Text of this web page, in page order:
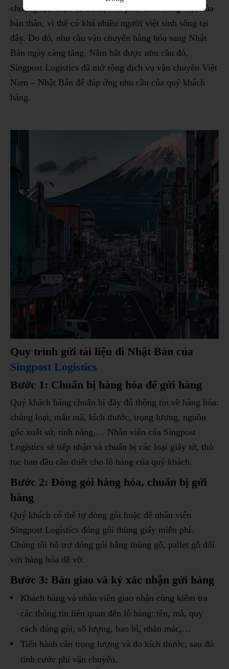
chuộng lựa chọn để du học và phát triển công việc của
bản thân, vì thế có khá nhiều người việt sinh sống tại
đây. Do đó, nhu cầu vận chuyển hàng hóa sang Nhật
Bản ngày càng tăng. Nắm bắt được nhu cầu đó,
Singpost Logistics đã mở rộng dịch vụ vận chuyển Việt
Nam – Nhật Bản để đáp ứng nhu cầu của quý khách
hàng.
Quy trình gửi tài liệu đi Nhật Bản của
Singpost Logistics
Bước 1: Chuẩn bị hàng hóa để gửi hàng
Quý khách hàng chuẩn bị đầy đủ thông tin về hàng hóa:
chủng loại, mẫu mã, kích thước, trọng lượng, nguồn
gốc xuất sứ, tính năng,… Nhân viên của Singpost
Logistics sẽ tiếp nhận và chuẩn bị các loại giấy tờ, thủ
tục ban đầu cần thiết cho lô hàng của quý khách.
Bước 2: Đóng gói hàng hóa, chuẩn bị gửi
hàng
Quý khách có thể tự đóng gói hoặc để nhân viên
Singpost Logistics đóng gói thùng giấy miễn phí.
Chúng tôi hỗ trợ đóng gói bằng thùng gỗ, pallet gỗ đối
với hàng hóa dễ vỡ.
Bước 3: Bàn giao và ký xác nhận gửi hàng
Khách hàng và nhân viên giao nhận cùng kiểm tra
các thông tin liên quan đến lô hàng: tên, mã, quy
cách đóng gói, số lượng, bao bì, nhãn mác,…
Tiến hành cân trọng lượng và đo kích thước, sau đó
tính cước phí vận chuyển.